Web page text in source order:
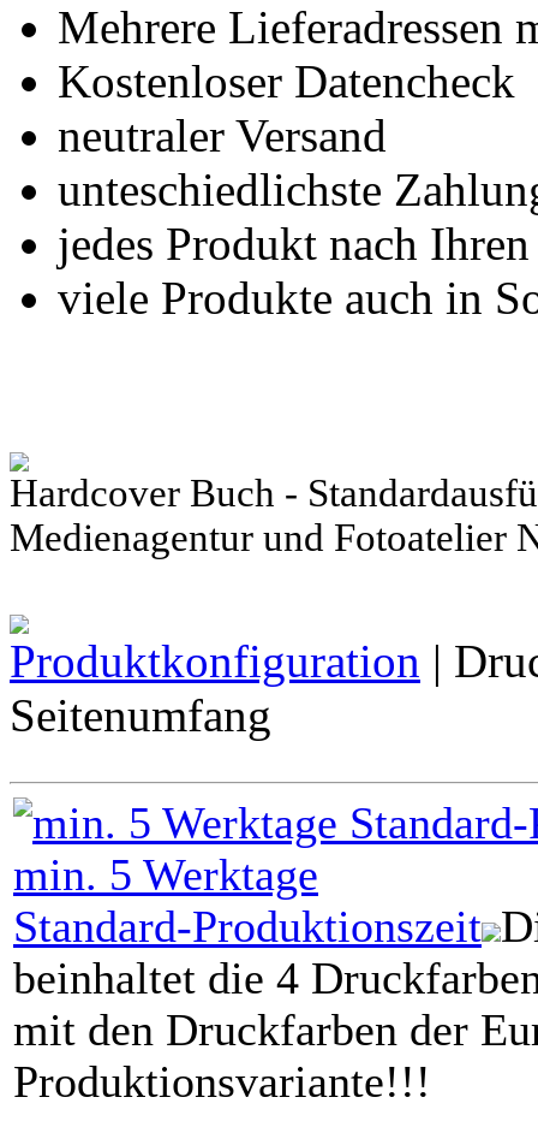
Mehrere Lieferadressen
Kostenloser Datencheck
neutraler Versand
unteschiedlichste
jedes Produkt nach
viele Produkte auch in
Hardcover Buch -
Medienagentur und Fotoatelier
Produktkonfiguration |
Seitenumfang
min. 5 Werktage
Standard-Produktionszeit
beinhaltet die 4
mit den Druckfarben der
Produktionsvariante!!!